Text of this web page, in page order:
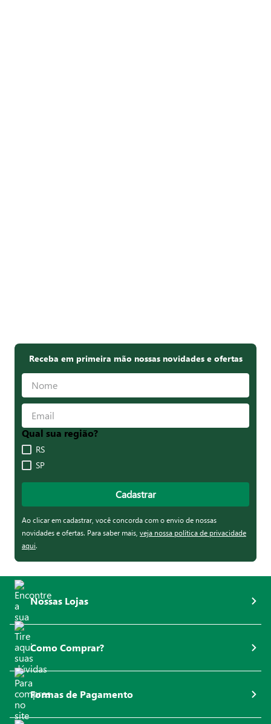
Receba em primeira mão nossas novidades e ofertas
Qual sua região?
RS
SP
Cadastrar
Ao clicar em cadastrar, você concorda com o envio de nossas
novidades e ofertas. Para saber mais, veja nossa política de privacidade
aqui.
Nossas Lojas
Como Comprar?
Formas de Pagamento